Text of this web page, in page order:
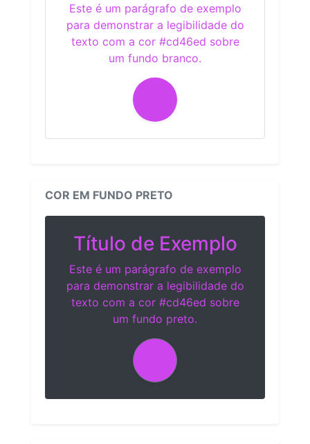
Este é um parágrafo de exemplo
para demonstrar a legibilidade do
texto com a cor #cd46ed sobre
um fundo branco.
COR EM FUNDO PRETO
Título de Exemplo
Este é um parágrafo de exemplo
para demonstrar a legibilidade do
texto com a cor #cd46ed sobre
um fundo preto.